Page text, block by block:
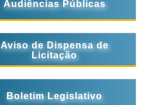
Audiências Públicas
Aviso de Dispensa de
Licitação
Boletim Legislativo